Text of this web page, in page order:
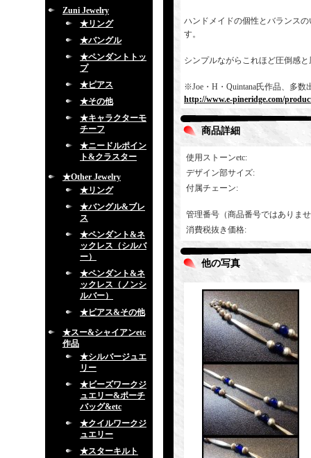
Zuni Jewelry
★リング
★バングル
★ペンダントトッ
プ
★ピアス
★その他
★キャラクターモ
チーフ
★ニードルポイン
ト&クラスター
★Other Jewelry
★リング
★バングル&ブレ
ス
★ペンダント&ネ
ックレス（シルバ
ー）
★ペンダント&ネ
ックレス（ノンシ
ルバー）
★ピアス&その他
★スー&シャイアンetc
作品
★シルバージュエ
リー
★ビーズワークジ
ュエリー&ポーチ
バッグ&etc
★クイルワークジ
ュエリー
★スターキルト
ハンドメイドの個性とバランス
す。
シンプルながらこれほど圧倒感
※Joe・H・Quintana氏作品、多
http://www.e-pineridge.com/
商品詳細
使用ストーンetc:
デザイン部サイズ:
付属チェーン:
管理番号（商品番号ではありま
消費税抜き価格:
他の写真